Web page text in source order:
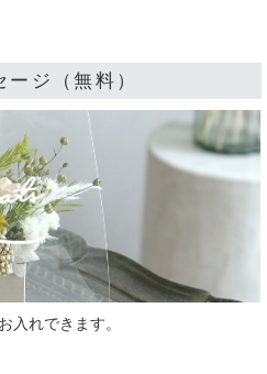
ージ（無料）
入れできます。